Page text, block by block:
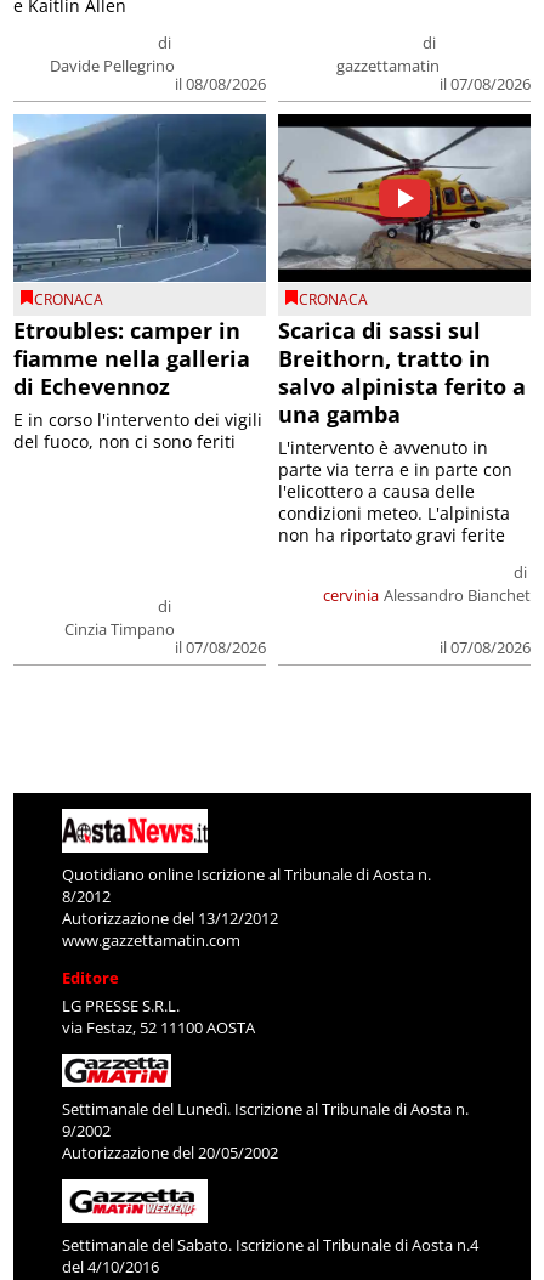
di
Davide Pellegrino
il 08/08/2026
e Kaitlin Allen
di
gazzettamatin
il 07/08/2026
CRONACA
Etroubles: camper in
fiamme nella galleria
di Echevennoz
di
Cinzia Timpano
il 07/08/2026
E in corso l'intervento dei vigili
del fuoco, non ci sono feriti
CRONACA
Scarica di sassi sul
Breithorn, tratto in
salvo alpinista ferito a
una gamba
cervinia
di
Alessandro Bianchet
il 07/08/2026
L'intervento è avvenuto in
parte via terra e in parte con
l'elicottero a causa delle
condizioni meteo. L'alpinista
non ha riportato gravi ferite
Quotidiano online Iscrizione al Tribunale di Aosta n.
8/2012
Autorizzazione del 13/12/2012
www.gazzettamatin.com
Editore
LG PRESSE S.R.L.
via Festaz, 52 11100 AOSTA
Settimanale del Lunedì. Iscrizione al Tribunale di Aosta n.
9/2002
Autorizzazione del 20/05/2002
Settimanale del Sabato. Iscrizione al Tribunale di Aosta n.4
del 4/10/2016